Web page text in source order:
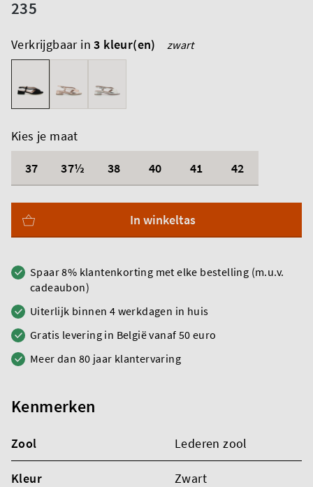
235
Verkrijgbaar in3 kleur(en) zwart
Kies je maat
37
37½ 38 40 41 42
In winkeltas
Spaar 8% klantenkorting met elke bestelling (m.u.v.
cadeaubon)
Uiterlijk binnen 4 werkdagen in huis
Gratis levering in België vanaf 50 euro
Meer dan 80 jaar klantervaring
Kenmerken
Zool Lederen zool
Kleur Zwart